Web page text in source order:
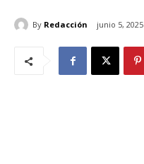
By Redacción junio 5, 2025